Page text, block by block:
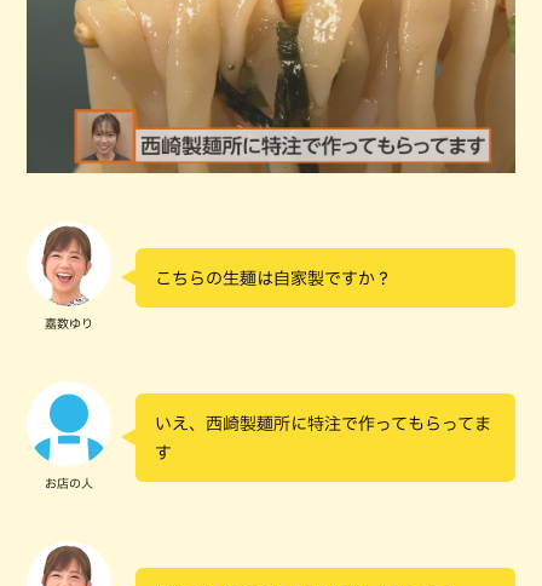
嘉数ゆり
こちらの生麺は自家製ですか？
お店の人
いえ、西崎製麺所に特注で作ってもらってま
す